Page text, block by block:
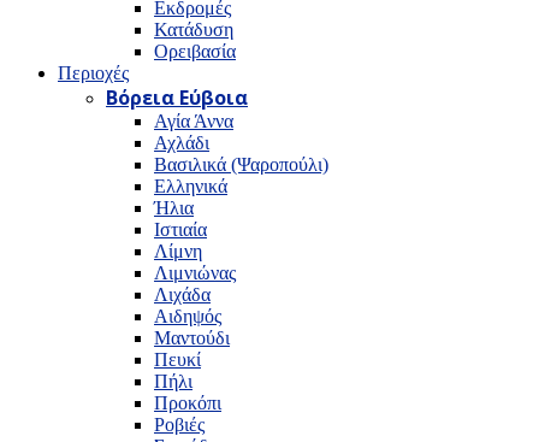
Εκδρομές
Κατάδυση
Ορειβασία
Περιοχές
Βόρεια Εύβοια
Αγία Άννα
Αχλάδι
Βασιλικά (Ψαροπούλι)
Ελληνικά
Ήλια
Ιστιαία
Λίμνη
Λιμνιώνας
Λιχάδα
Αιδηψός
Μαντούδι
Πευκί
Πήλι
Προκόπι
Ροβιές